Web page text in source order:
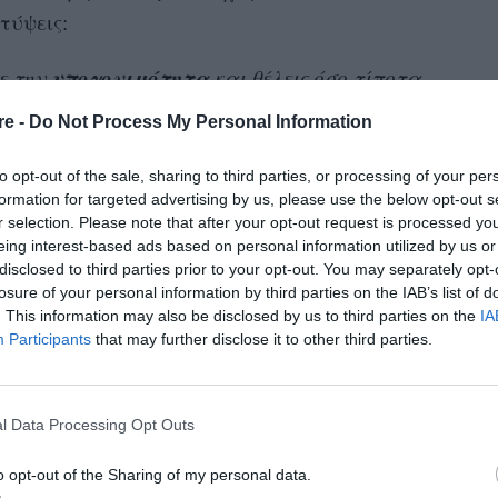
- Do Not Process My Personal Information
opt-out of the sale, sharing to third parties, or processing of your
for targeted advertising by us, please use the below opt-out
selection. Please note that after your opt-out request is processed
interest-based ads based on personal information utilized by us
to third parties prior to your opt-out. You may separately
of your personal information by third parties on the IAB’s list of
This information may also be disclosed by us to third parties on the
Participants that may further disclose it to other third parties.
Data Processing Opt Outs
opt-out of the Sharing of my personal data.
τηνυπογονιμότητακαι θέλεις όσο τίποτα
δυνατόν να μη χαίρεσαι με την
σου, ή την όψη της όμορφης κοιλίτσας
στο instagram;
και νααπογοητεύεσαιστο άκουσμα
νέας ζωής;
αλλιώς! Σωστά;
απλά… άνθρωπος. Είναι απολύτως λογικό